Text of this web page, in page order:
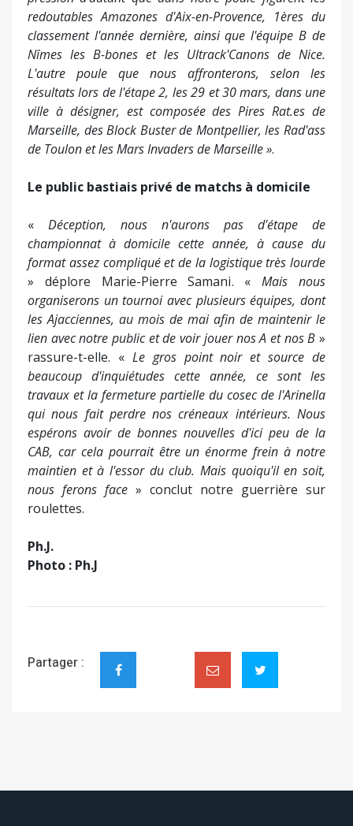
redoutables Amazones d'Aix-en-Provence, 1ères du
classement l'année dernière, ainsi que l'équipe B de
Nîmes les B-bones et les Ultrack'Canons de Nice.
L'autre poule que nous affronterons, selon les
résultats lors de l'étape 2, les 29 et 30 mars, dans une
ville à désigner, est composée des Pires Rat.es de
Marseille, des Block Buster de Montpellier, les Rad'ass
de Toulon et les Mars Invaders de Marseille ».
Le public bastiais privé de matchs à domicile
« Déception, nous n'aurons pas d'étape de
championnat à domicile cette année, à cause du
format assez compliqué et de la logistique très lourde
» déplore Marie-Pierre Samani. «Mais nous
organiserons un tournoi avec plusieurs équipes, dont
les Ajacciennes, au mois de mai afin de maintenir le
lien avec notre public et de voir jouer nos A et nos B »
rassure-t-elle. « Le gros point noir et source de
beaucoup d'inquiétudes cette année, ce sont les
travaux et la fermeture partielle du cosec de l'Arinella
qui nous fait perdre nos créneaux intérieurs. Nous
espérons avoir de bonnes nouvelles d'ici peu de la
CAB, car cela pourrait être un énorme frein à notre
maintien et à l'essor du club. Mais quoiqu'il en soit,
nous ferons face » conclut notre guerrière sur
roulettes.
Ph.J.
Photo : Ph.J
Partager :